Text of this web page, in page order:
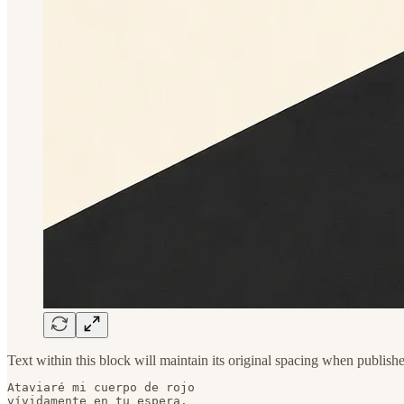
Text within this block will maintain its original spacing when
Ataviaré mi cuerpo de rojo
vívidamente en tu espera.